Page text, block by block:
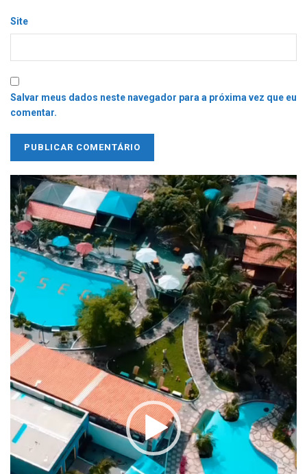
Site
Salvar meus dados neste navegador para a próxima vez que eu
comentar.
Tocador
de
vídeo